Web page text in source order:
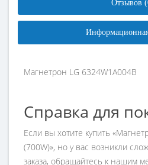
Отзывов
Магнетрон LG 6324W1A004B
Справка для
Если вы хотите купить
(700W)», но у вас возникли
заказа, обращайтесь к нашим